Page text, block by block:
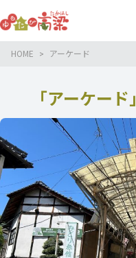
HOME アーケード
「アーケード」